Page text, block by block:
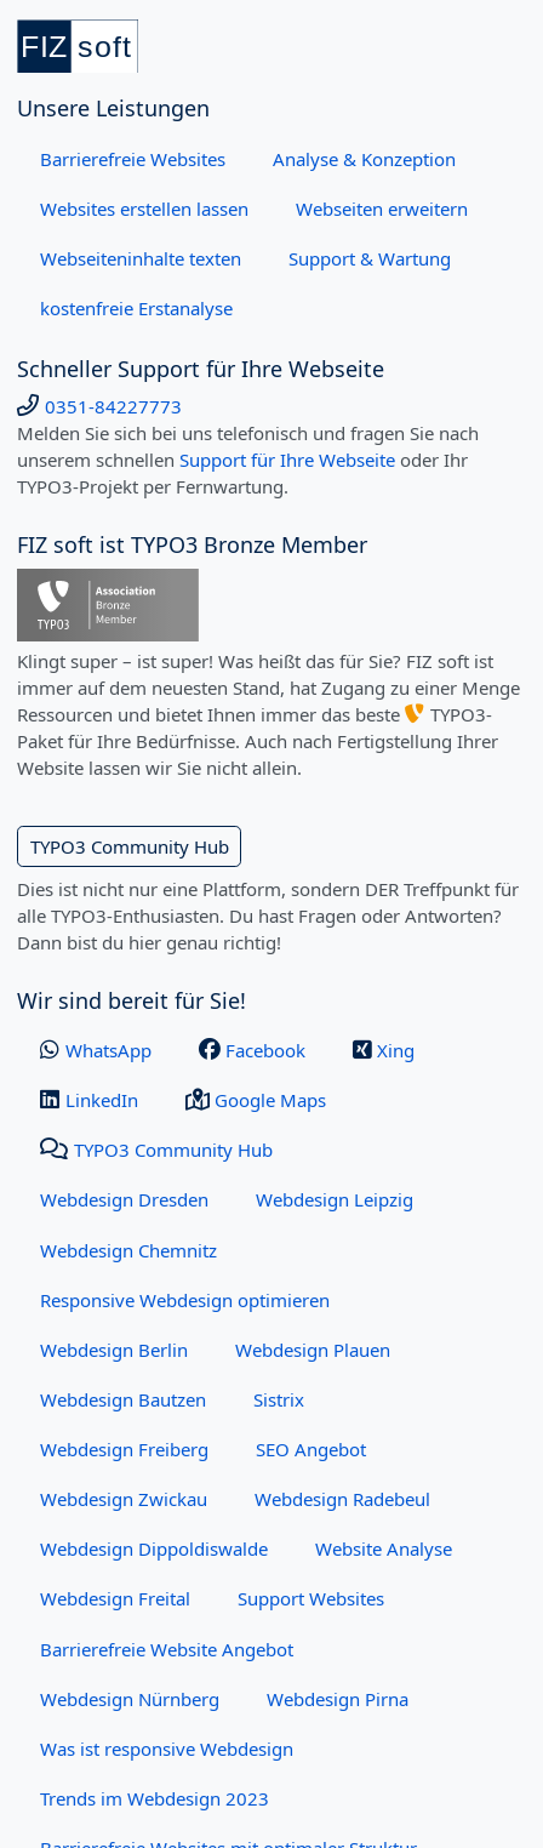
Unsere Leistungen
Barrierefreie Websites Analyse & Konzeption
Websites erstellen lassen Webseiten erweitern
Webseiteninhalte texten Support & Wartung
kostenfreie Erstanalyse
Schneller Support für Ihre Webseite
0351-84227773
Melden Sie sich bei uns telefonisch und fragen Sie nach
unserem schnellenSupport für Ihre Webseite oder Ihr
TYPO3-Projekt per Fernwartung.
FIZ soft ist TYPO3 Bronze Member
Klingt super – ist super! Was heißt das für Sie? FIZ soft ist
immer auf dem neuesten Stand, hat Zugang zu einer Menge
Ressourcen und bietet Ihnen immer das beste
TYPO3-
Paket für Ihre Bedürfnisse. Auch nach Fertigstellung Ihrer
Website lassen wir Sie nicht allein.
TYPO3 Community Hub
Dies ist nicht nur eine Plattform, sondern DER Treffpunkt für
alle TYPO3-Enthusiasten. Du hast Fragen oder Antworten?
Dann bist du hier genau richtig!
Wir sind bereit für Sie!
WhatsApp Facebook Xing
LinkedIn Google Maps
TYPO3 Community Hub
Webdesign Dresden Webdesign Leipzig
Webdesign Chemnitz
Responsive Webdesign optimieren
Webdesign Berlin Webdesign Plauen
Webdesign Bautzen Sistrix
Webdesign Freiberg SEO Angebot
Webdesign Zwickau Webdesign Radebeul
Webdesign Dippoldiswalde Website Analyse
Webdesign Freital Support Websites
Barrierefreie Website Angebot
Webdesign Nürnberg Webdesign Pirna
Was ist responsive Webdesign
Trends im Webdesign 2023